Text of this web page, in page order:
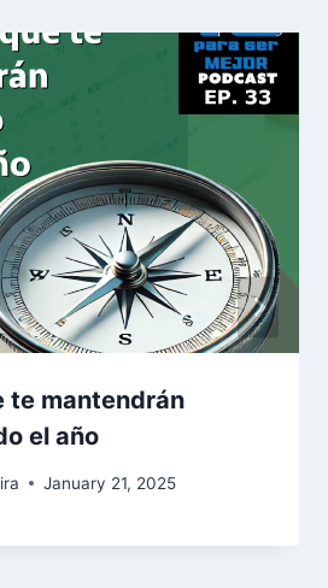
te mantendrán
el año
January 21, 2025